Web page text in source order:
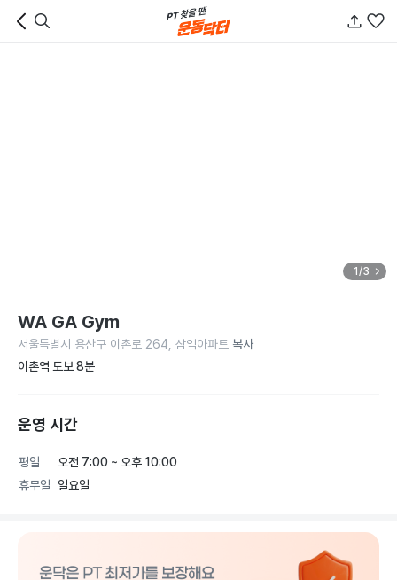
1/3
WA GA Gym
서울특별시 용산구 이촌로 264, 삼익아파트 복사
이촌역 도보 8분
운영 시간
평일
오전 7:00 ~ 오후 10:00
휴무일
일요일